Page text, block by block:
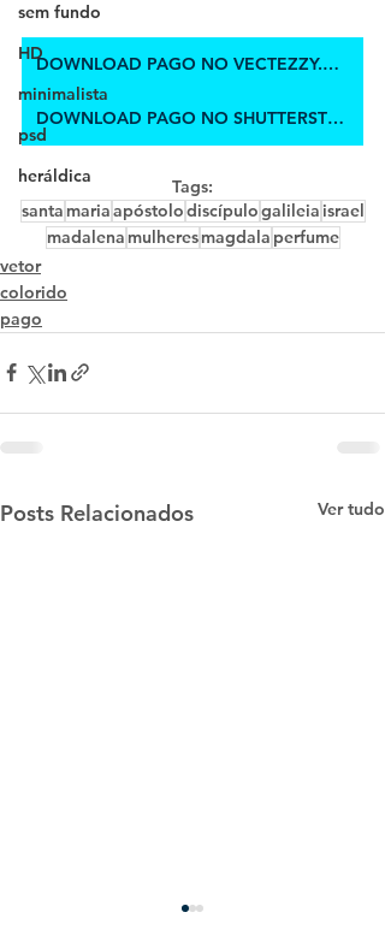
sem fundo
HD
minimalista
psd
heráldica
DOWNLOAD PAGO NO VECTEZZY.COM
DOWNLOAD PAGO NO SHUTTERSTOCK
Tags:
santa mariaapóstolodiscípulogalileia israel
madalena mulheresmagdala perfume
vetor
colorido
pago
Posts Relacionados Ver tudo